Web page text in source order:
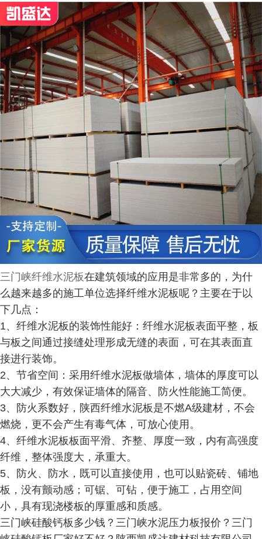
三门峡纤维水泥板在建筑领域的应用是非常多的，为什
么越来越多的施工单位选择纤维水泥板呢？主要在于以
下几点：
1、纤维水泥板的装饰性能好：纤维水泥板表面平整，板
与板之间通过接缝处理形成无缝的表面，可在其表面直
接进行装饰。
2、节省空间：采用纤维水泥板做墙体，墙体的厚度可以
大大减少，有效保证墙体的隔音、防火性能施工简便。
3、防火系数好，陕西纤维水泥板是不燃A级建材，不会
燃烧，更不会产生有毒气体，可放心使用。
4、纤维水泥板板面平滑、齐整、厚度一致，内有高强度
纤维，整体强度大，承重大。
5、防火、防水，既可以直接使用，也可以贴瓷砖、铺地
板，没有颤动感；可锯、可钻，便于施工，占用空间
小，具有现浇楼板的厚重感和质感。
三门峡硅酸钙板多少钱？三门峡水泥压力板报价？三门